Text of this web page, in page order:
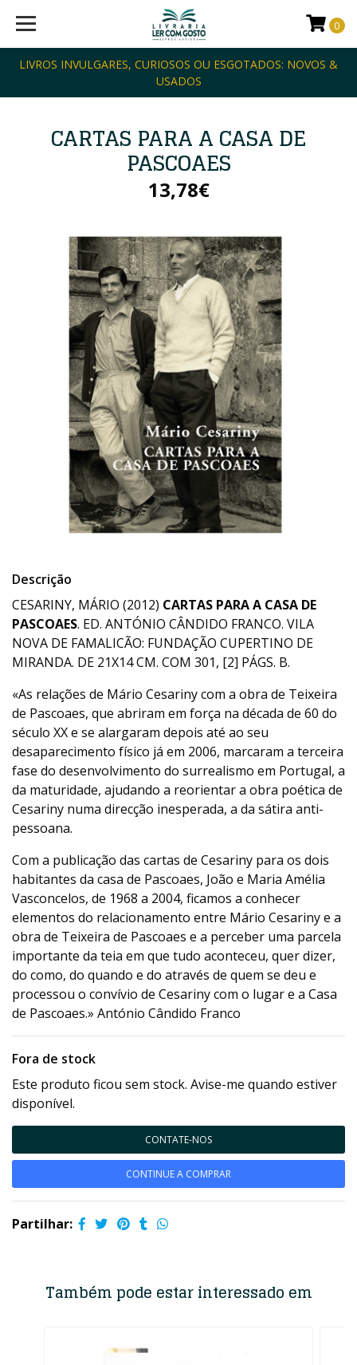
LIVROS INVULGARES, CURIOSOS OU ESGOTADOS: NOVOS &
USADOS
0
CARTAS PARA A CASA DE
PASCOAES
13,78€
Descrição
CESARINY, MÁRIO (2012) CARTAS PARA A CASA DE
PASCOAES. ED. ANTÓNIO CÂNDIDO FRANCO. VILA
NOVA DE FAMALICÃO: FUNDAÇÃO CUPERTINO DE
MIRANDA. DE 21X14 CM. COM 301, [2] PÁGS. B.
«As relações de Mário Cesariny com a obra de Teixeira
de Pascoaes, que abriram em força na década de 60 do
século XX e se alargaram depois até ao seu
desaparecimento físico já em 2006, marcaram a terceira
fase do desenvolvimento do surrealismo em Portugal, a
da maturidade, ajudando a reorientar a obra poética de
Cesariny numa direcção inesperada, a da sátira anti-
pessoana.
Com a publicação das cartas de Cesariny para os dois
habitantes da casa de Pascoaes, João e Maria Amélia
Vasconcelos, de 1968 a 2004, ficamos a conhecer
elementos do relacionamento entre Mário Cesariny e a
obra de Teixeira de Pascoaes e a perceber uma parcela
importante da teia em que tudo aconteceu, quer dizer,
do como, do quando e do através de quem se deu e
processou o convívio de Cesariny com o lugar e a Casa
de Pascoaes.» António Cândido Franco
Fora de stock
Este produto ficou sem stock. Avise-me quando estiver
disponível.
CONTATE-NOS
CONTINUE A COMPRAR
Partilhar:
Também pode estar interessado em